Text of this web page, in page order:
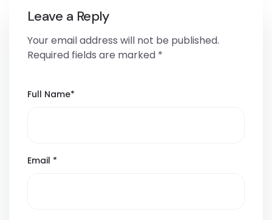
Leave a Reply
Your email address will not be published.
Required fields are marked *
Full Name*
Email *